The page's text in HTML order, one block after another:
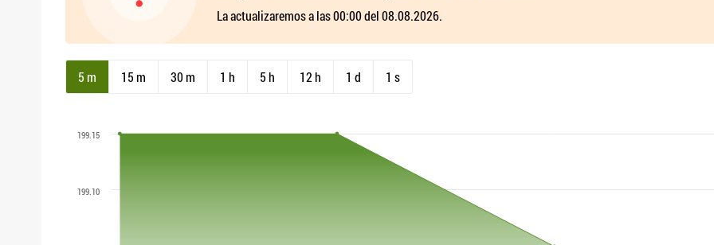
La actualizaremos a las 00:00 del 08.08.2026.
5 m 15 m 30 m 1 h 5 h 12 h 1 d 1 s